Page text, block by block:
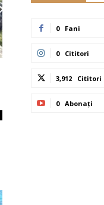
0 Fani
0 Cititori
3,912 Cititori
0 Abonați